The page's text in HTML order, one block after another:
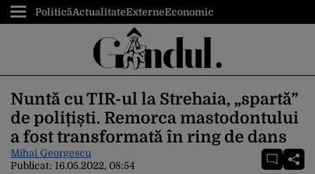
PoliticăActualitateExterneEconomic
Nuntă cu TIR-ul la Strehaia, „spartă”
de polițiști. Remorca mastodontului
a fost transformată în ring de dans
Mihai Georgescu
Publicat: 16.05.2022, 08:54